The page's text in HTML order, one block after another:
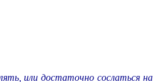
или достаточно сослаться на